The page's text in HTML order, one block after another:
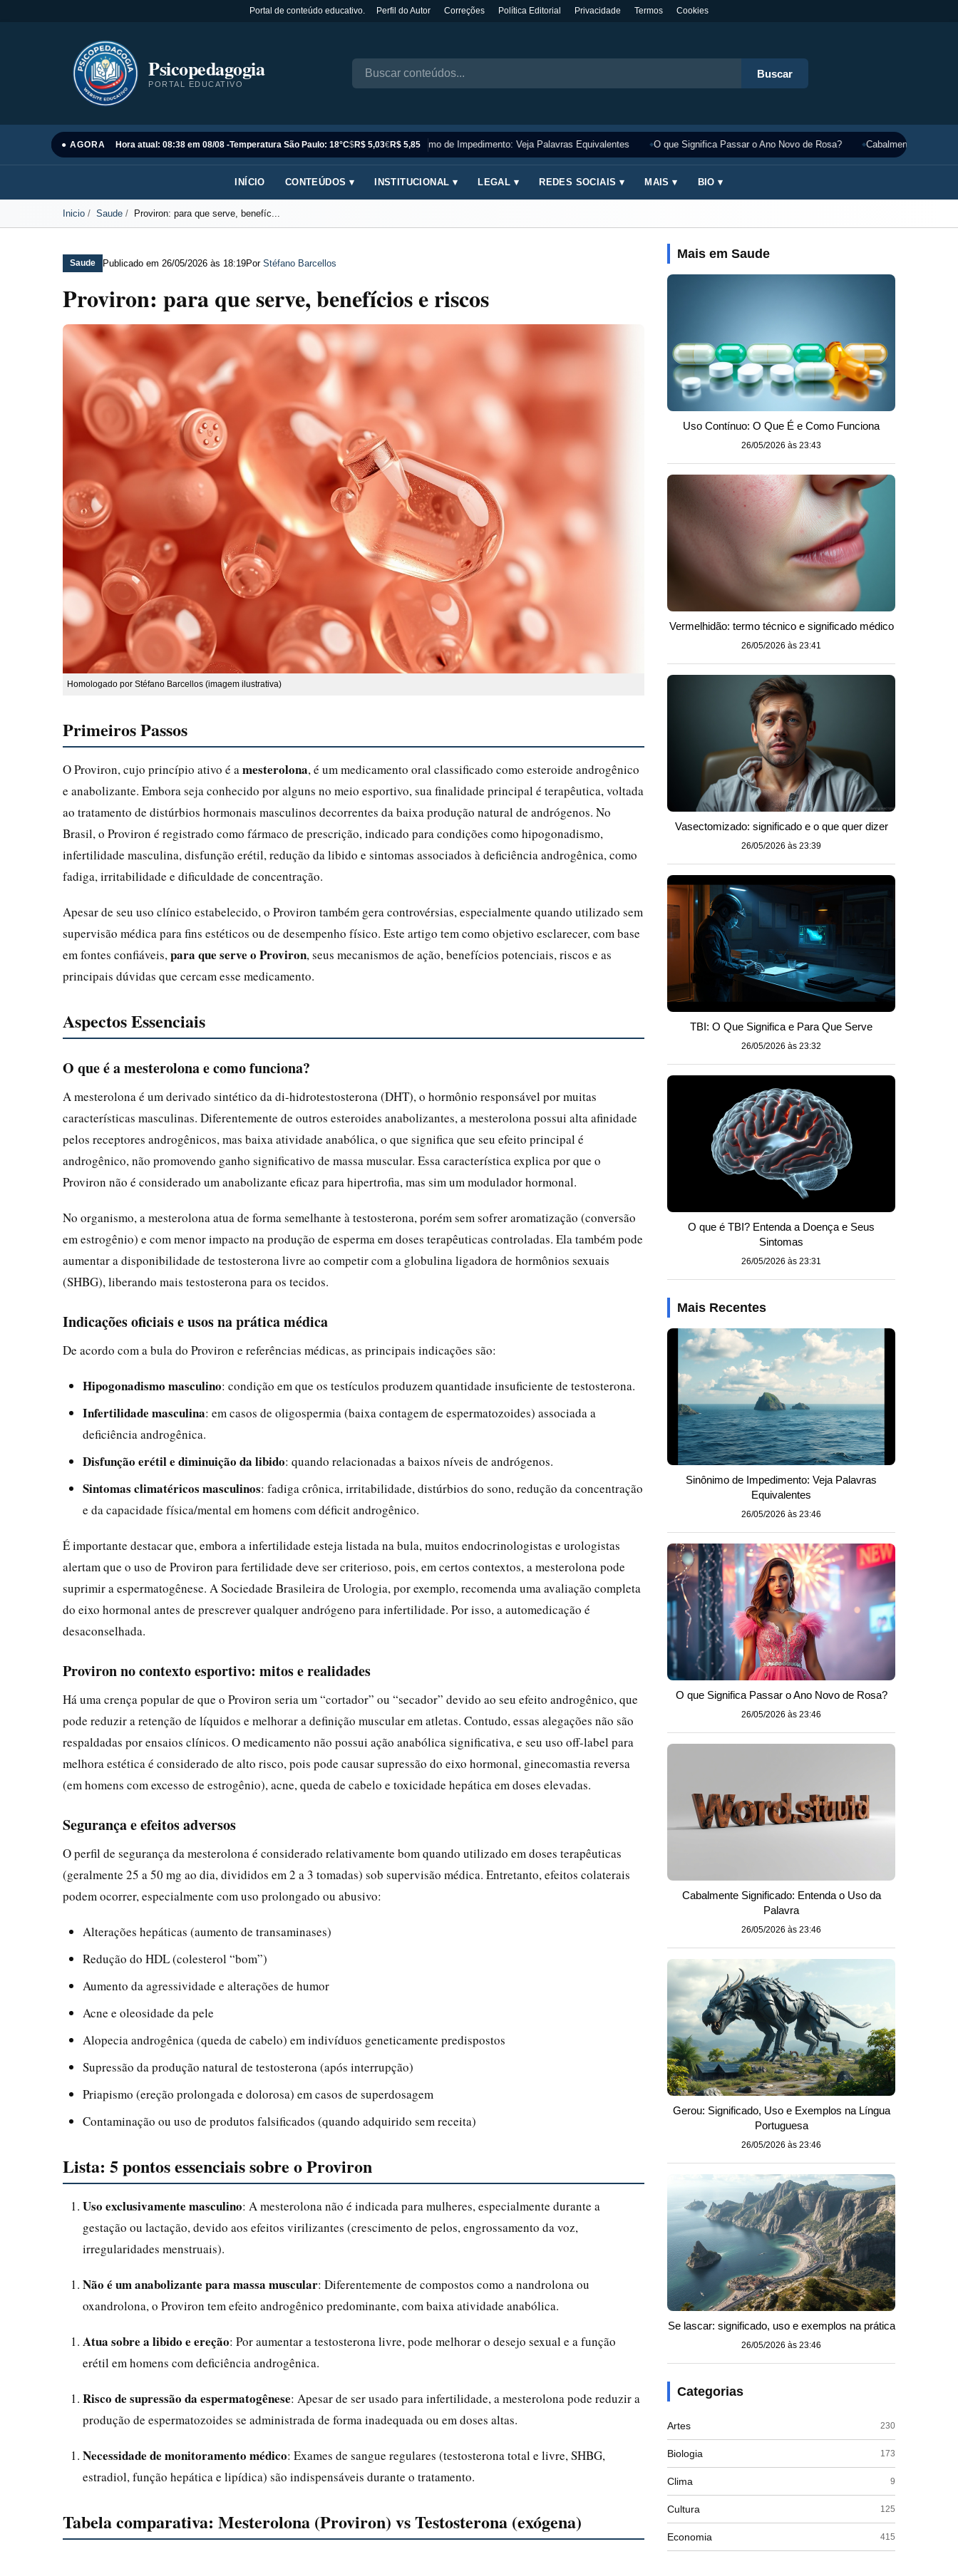
Portal de conteúdo educativo. Perfil do Autor Correções Política Editorial Privacidade Termos Cookies
Psicopedagogia
PORTAL EDUCATIVO
Buscar
● AGORA Hora atual: 08:38 em 08/08 -Temperatura São Paulo: 18°C$R$ 5,03€R$ 5,85
Sinônimo de Impedimento: Veja Palavras Equivalentes O que Significa Passar o Ano Novo de Rosa? Cabalmente
INÍCIO CONTEÚDOS ▾ INSTITUCIONAL ▾ LEGAL ▾ REDES SOCIAIS ▾ MAIS ▾ BIO ▾
Inicio Saude Proviron: para que serve, benefíc...
Saude Publicado em 26/05/2026 às 18:19Por Stéfano Barcellos
Proviron: para que serve, benefícios e riscos
Homologado por Stéfano Barcellos (imagem ilustrativa)
Primeiros Passos
O Proviron, cujo princípio ativo é a mesterolona, é um medicamento oral classificado como esteroide androgênico
e anabolizante. Embora seja conhecido por alguns no meio esportivo, sua finalidade principal é terapêutica, voltada
ao tratamento de distúrbios hormonais masculinos decorrentes da baixa produção natural de andrógenos. No
Brasil, o Proviron é registrado como fármaco de prescrição, indicado para condições como hipogonadismo,
infertilidade masculina, disfunção erétil, redução da libido e sintomas associados à deficiência androgênica, como
fadiga, irritabilidade e dificuldade de concentração.
Apesar de seu uso clínico estabelecido, o Proviron também gera controvérsias, especialmente quando utilizado sem
supervisão médica para fins estéticos ou de desempenho físico. Este artigo tem como objetivo esclarecer, com base
em fontes confiáveis, para que serve o Proviron, seus mecanismos de ação, benefícios potenciais, riscos e as
principais dúvidas que cercam esse medicamento.
Aspectos Essenciais
O que é a mesterolona e como funciona?
A mesterolona é um derivado sintético da di-hidrotestosterona (DHT), o hormônio responsável por muitas
características masculinas. Diferentemente de outros esteroides anabolizantes, a mesterolona possui alta afinidade
pelos receptores androgênicos, mas baixa atividade anabólica, o que significa que seu efeito principal é
androgênico, não promovendo ganho significativo de massa muscular. Essa característica explica por que o
Proviron não é considerado um anabolizante eficaz para hipertrofia, mas sim um modulador hormonal.
No organismo, a mesterolona atua de forma semelhante à testosterona, porém sem sofrer aromatização (conversão
em estrogênio) e com menor impacto na produção de esperma em doses terapêuticas controladas. Ela também pode
aumentar a disponibilidade de testosterona livre ao competir com a globulina ligadora de hormônios sexuais
(SHBG), liberando mais testosterona para os tecidos.
Indicações oficiais e usos na prática médica
De acordo com a bula do Proviron e referências médicas, as principais indicações são:
Hipogonadismo masculino: condição em que os testículos produzem quantidade insuficiente de testosterona.
Infertilidade masculina: em casos de oligospermia (baixa contagem de espermatozoides) associada a
deficiência androgênica.
Disfunção erétil e diminuição da libido: quando relacionadas a baixos níveis de andrógenos.
Sintomas climatéricos masculinos: fadiga crônica, irritabilidade, distúrbios do sono, redução da concentração
e da capacidade física/mental em homens com déficit androgênico.
É importante destacar que, embora a infertilidade esteja listada na bula, muitos endocrinologistas e urologistas
alertam que o uso de Proviron para fertilidade deve ser criterioso, pois, em certos contextos, a mesterolona pode
suprimir a espermatogênese. A Sociedade Brasileira de Urologia, por exemplo, recomenda uma avaliação completa
do eixo hormonal antes de prescrever qualquer andrógeno para infertilidade. Por isso, a automedicação é
desaconselhada.
Proviron no contexto esportivo: mitos e realidades
Há uma crença popular de que o Proviron seria um “cortador” ou “secador” devido ao seu efeito androgênico, que
pode reduzir a retenção de líquidos e melhorar a definição muscular em atletas. Contudo, essas alegações não são
respaldadas por ensaios clínicos. O medicamento não possui ação anabólica significativa, e seu uso off-label para
melhora estética é considerado de alto risco, pois pode causar supressão do eixo hormonal, ginecomastia reversa
(em homens com excesso de estrogênio), acne, queda de cabelo e toxicidade hepática em doses elevadas.
Segurança e efeitos adversos
O perfil de segurança da mesterolona é considerado relativamente bom quando utilizado em doses terapêuticas
(geralmente 25 a 50 mg ao dia, divididos em 2 a 3 tomadas) sob supervisão médica. Entretanto, efeitos colaterais
podem ocorrer, especialmente com uso prolongado ou abusivo:
Alterações hepáticas (aumento de transaminases)
Redução do HDL (colesterol “bom”)
Aumento da agressividade e alterações de humor
Acne e oleosidade da pele
Alopecia androgênica (queda de cabelo) em indivíduos geneticamente predispostos
Supressão da produção natural de testosterona (após interrupção)
Priapismo (ereção prolongada e dolorosa) em casos de superdosagem
Contaminação ou uso de produtos falsificados (quando adquirido sem receita)
Lista: 5 pontos essenciais sobre o Proviron
Uso exclusivamente masculino: A mesterolona não é indicada para mulheres, especialmente durante a
gestação ou lactação, devido aos efeitos virilizantes (crescimento de pelos, engrossamento da voz,
irregularidades menstruais).
Não é um anabolizante para massa muscular: Diferentemente de compostos como a nandrolona ou
oxandrolona, o Proviron tem efeito androgênico predominante, com baixa atividade anabólica.
Atua sobre a libido e ereção: Por aumentar a testosterona livre, pode melhorar o desejo sexual e a função
erétil em homens com deficiência androgênica.
Risco de supressão da espermatogênese: Apesar de ser usado para infertilidade, a mesterolona pode reduzir a
produção de espermatozoides se administrada de forma inadequada ou em doses altas.
Necessidade de monitoramento médico: Exames de sangue regulares (testosterona total e livre, SHBG,
estradiol, função hepática e lipídica) são indispensáveis durante o tratamento.
Tabela comparativa: Mesterolona (Proviron) vs Testosterona (exógena)
Mais em Saude
Uso Contínuo: O Que É e Como Funciona
26/05/2026 às 23:43
Vermelhidão: termo técnico e significado médico
26/05/2026 às 23:41
Vasectomizado: significado e o que quer dizer
26/05/2026 às 23:39
TBI: O Que Significa e Para Que Serve
26/05/2026 às 23:32
O que é TBI? Entenda a Doença e Seus
Sintomas
26/05/2026 às 23:31
Mais Recentes
Sinônimo de Impedimento: Veja Palavras
Equivalentes
26/05/2026 às 23:46
O que Significa Passar o Ano Novo de Rosa?
26/05/2026 às 23:46
Cabalmente Significado: Entenda o Uso da
Palavra
26/05/2026 às 23:46
Gerou: Significado, Uso e Exemplos na Língua
Portuguesa
26/05/2026 às 23:46
Se lascar: significado, uso e exemplos na prática
26/05/2026 às 23:46
Categorias
Artes 230
Biologia 173
Clima 9
Cultura 125
Economia 415